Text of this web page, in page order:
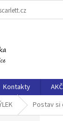
Kontakty
Postav si